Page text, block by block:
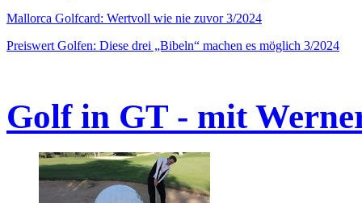
Mallorca Golfcard: Wertvoll wie nie zuvor 3/2024
Preiswert Golfen: Diese drei „Bibeln“ machen es möglich 3/2024
Golf in GT - mit